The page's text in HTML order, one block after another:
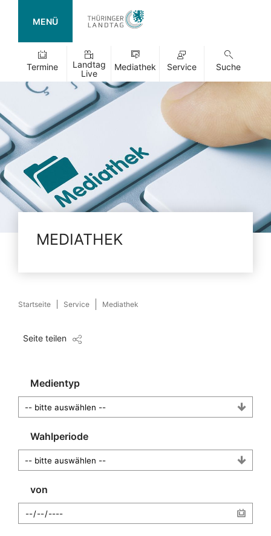
MENÜ
Termine
Landtag
Live
Mediathek Service Suche
MEDIATHEK
Startseite Service Mediathek
Seite teilen
Medientyp
Wahlperiode
von